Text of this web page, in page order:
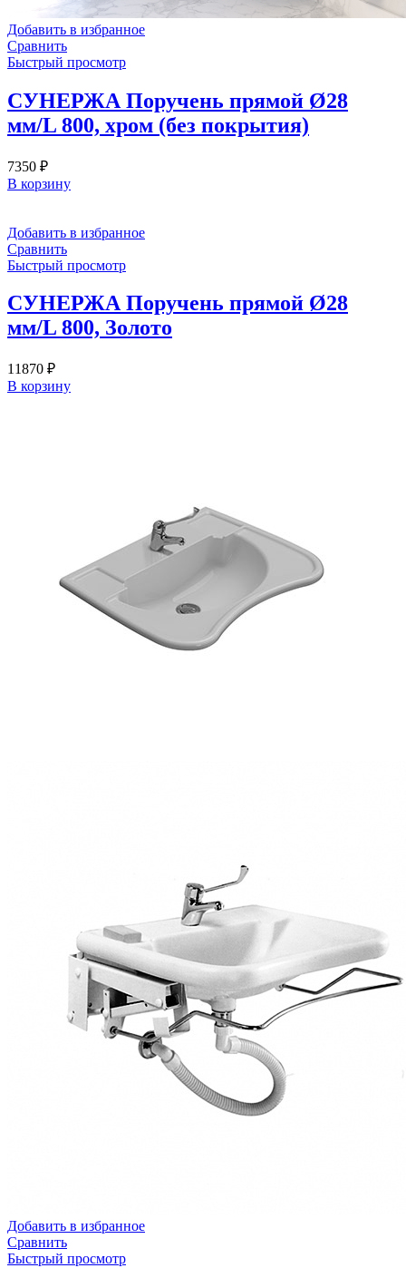
Добавить в избранное
Сравнить
Быстрый просмотр
СУНЕРЖА Поручень прямой Ø28
мм/L 800, хром (без покрытия)
7350 ₽
В корзину
Добавить в избранное
Сравнить
Быстрый просмотр
СУНЕРЖА Поручень прямой Ø28
мм/L 800, Золото
11870 ₽
В корзину
Добавить в избранное
Сравнить
Быстрый просмотр